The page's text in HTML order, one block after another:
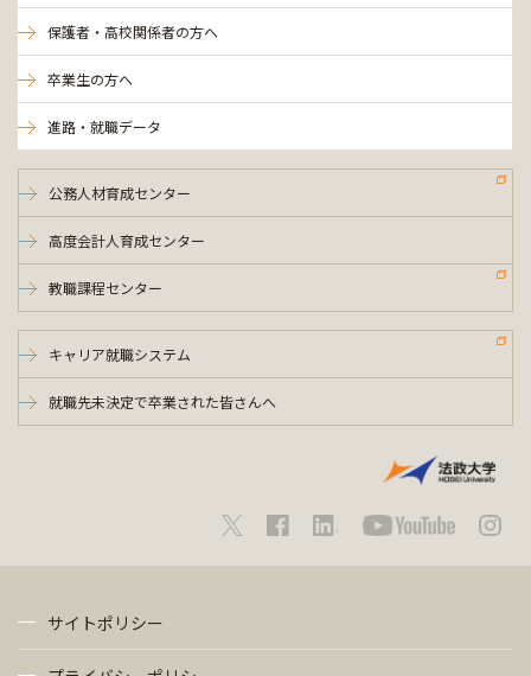
保護者・高校関係者の方へ
卒業生の方へ
進路・就職データ
公務人材育成センター
高度会計人育成センター
教職課程センター
キャリア就職システム
就職先未決定で卒業された皆さんへ
サイトポリシー